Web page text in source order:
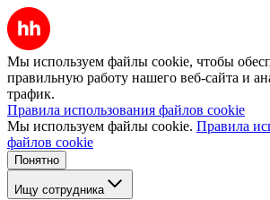
Мы используем файлы cookie, чтобы
правильную работу нашего веб-сайта и
трафик.
Правила использования файлов cookie
Мы используем файлы cookie. Правила
файлов cookie
Понятно
Ищу сотрудника